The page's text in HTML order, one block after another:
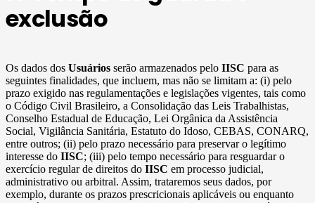
exclusão
Os dados dos Usuários serão armazenados pelo IISC para as
seguintes finalidades, que incluem, mas não se limitam a: (i) pelo
prazo exigido nas regulamentações e legislações vigentes, tais como
o Código Civil Brasileiro, a Consolidação das Leis Trabalhistas,
Conselho Estadual de Educação, Lei Orgânica da Assistência
Social, Vigilância Sanitária, Estatuto do Idoso, CEBAS, CONARQ,
entre outros; (ii) pelo prazo necessário para preservar o legítimo
interesse do IISC; (iii) pelo tempo necessário para resguardar o
exercício regular de direitos do IISC em processo judicial,
administrativo ou arbitral. Assim, trataremos seus dados, por
exemplo, durante os prazos prescricionais aplicáveis ou enquanto